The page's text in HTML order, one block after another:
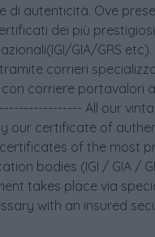
di autenticità. Ove
dei più
GIA/GRS etc).
corrieri
corriere portavalori
All our
our certificate of
of the most
bodies (IGI / GIA /
takes place via
with an insured